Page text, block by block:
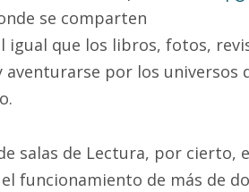
se comparten
igual que los libros, fotos,
por los universos
salas de Lectura, por cierto,
funcionamiento de más de